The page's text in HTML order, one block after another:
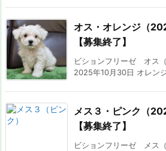
オス・オレンジ（
【募集終了】
ビションフリーゼ オス
2025年10月30日 オレン
メス３・ピンク（
【募集終了】
ビションフリーゼ メス